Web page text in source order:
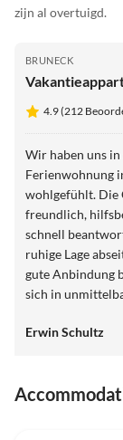
zijn al overtuigd.
BRUNECK
4.9 (212
Wir haben uns in
Ferienwohnung
wohlgefühlt. Die
freundlich,
schnell beantwortet. Besonders gefallen
ruhige Lage
gute Anbindung
sich in
erreichbar ist.
genau der
Erwin Schultz